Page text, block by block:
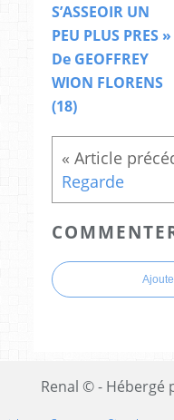
S’ASSEOIR UN
PEU PLUS PRES »
De GEOFFREY
WION FLORENS
(18)
Regarde
Renal © - Hébergé